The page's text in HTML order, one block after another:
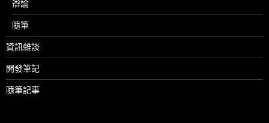
辯論
隨筆
資訊雜談
開發筆記
隨筆記事